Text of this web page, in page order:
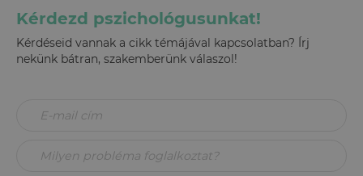
Kérdezd pszichológusunkat!
Kérdéseid vannak a cikk témájával kapcsolatban? Írj
nekünk bátran, szakemberünk válaszol!